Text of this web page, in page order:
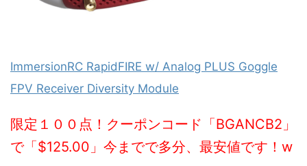
ImmersionRC RapidFIRE w/ Analog PLUS Goggle
FPV Receiver Diversity Module
限定１００点！クーポンコード「BGANCB2」
で「$125.00」今までで多分、最安値です！w